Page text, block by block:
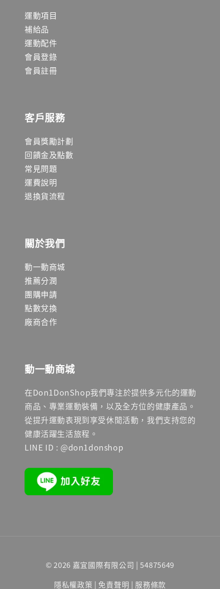
運動項目
補給品
運動配件
會員登錄
會員註冊
客戶服務
會員獎勵計劃
回饋金及點數
常見問題
運費說明
退換貨流程
關於我們
動一動商城
推薦分潤
團購申請
點數兌換
廠商合作
動一動商城
在Don1DonShop我們專注於提供多元化的運動
商品、專業運動裝備，以及全方位的健康產品。
從提升運動表現到享受休閒活動，我們支持您的
健康活躍生活旅程。
LINE ID : @don1donshop
© 2026 嘉宜國際有限公司 | 54875649
隱私權政策 | 免責聲明 | 服務條款